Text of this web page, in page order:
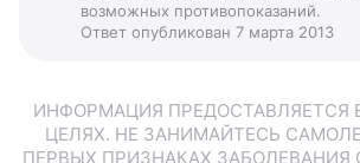
возможных противопоказаний.
Ответ опубликован 7 марта 2013
ИНФОРМАЦИЯ ПРЕДОСТАВЛЯЕТСЯ
ЦЕЛЯХ. НЕ ЗАНИМАЙТЕСЬ
ПЕРВЫХ ПРИЗНАКАХ ЗАБОЛЕВАНИЯ